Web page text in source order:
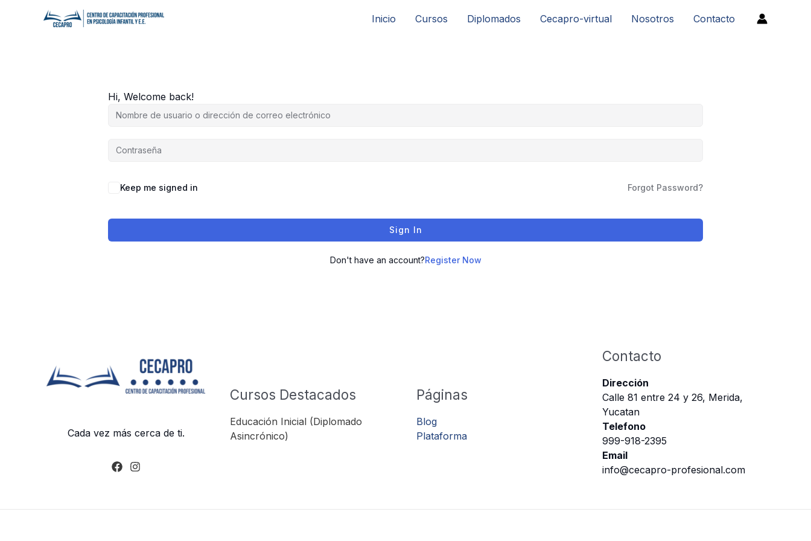
Inicio Cursos Diplomados Cecapro-virtual Nosotros Contacto
Hi, Welcome back!
Keep me signed in Forgot Password?
Sign In
Don't have an account?Register Now
Cada vez más cerca de ti.
Cursos Destacados
Educación Inicial (Diplomado
Asincrónico)
Páginas
Blog
Plataforma
Contacto
Dirección
Calle 81 entre 24 y 26, Merida,
Yucatan
Telefono
999-918-2395
Email
info@cecapro-profesional.com